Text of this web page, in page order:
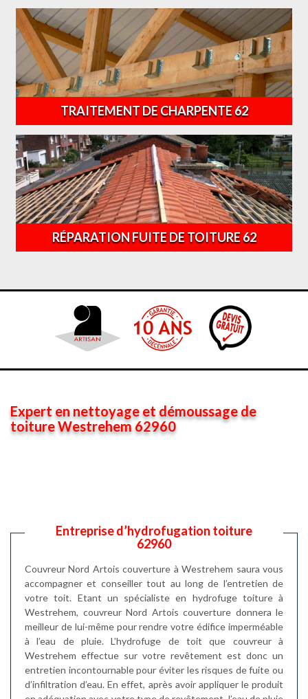
TRAITEMENT DE CHARPENTE 62
RÉPARATION FUITE DE TOITURE 62
Expert en nettoyage et démoussage de
toiture Westrehem 62960
Entreprise d’hydrofugation toiture
62960
Couvreur Nord Artois couverture à Westrehem saura vous
accompagner et conseiller tout au long de l’entretien de
votre toit. Etant un spécialiste en hydrofuge toiture à
Westrehem, couvreur Nord Artois couverture donnera le
meilleur de lui-même pour rendre votre édifice imperméable
à l’eau de pluie. L’hydrofuge de toit que couvreur à
Westrehem effectue sur votre revêtement est donc un
entretien incontournable pour éviter les risques de fuite ou
d’infiltration d’eau. En effet, après avoir appliquer le produit